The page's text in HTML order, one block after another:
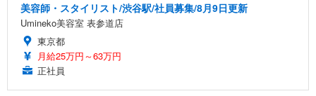
美容師・スタイリスト/渋谷駅/社員募集/8月9日更新
Umineko美容室 表参道店
東京都
月給25万円～63万円
正社員